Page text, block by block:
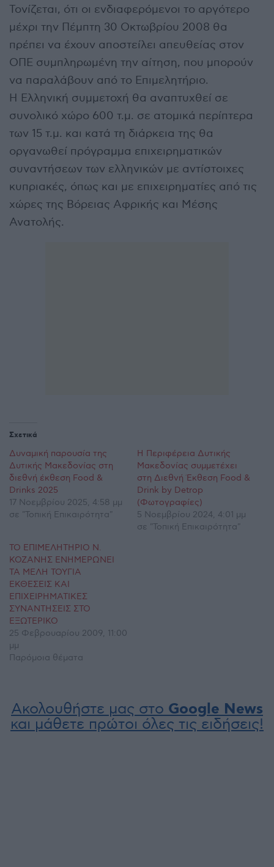
Τονίζεται, ότι οι ενδιαφερόμενοι το αργότερο
μέχρι την Πέμπτη 30 Οκτωβρίου 2008 θα
πρέπει να έχουν αποστείλει απευθείας στον
ΟΠΕ συμπληρωμένη την αίτηση, που μπορούν
να παραλάβουν από το Επιμελητήριο.
Η Ελληνική συμμετοχή θα αναπτυχθεί σε
συνολικό χώρο 600 τ.μ. σε ατομικά περίπτερα
των 15 τ.μ. και κατά τη διάρκεια της θα
οργανωθεί πρόγραμμα επιχειρηματικών
συναντήσεων των ελληνικών με αντίστοιχες
κυπριακές, όπως και με επιχειρηματίες από τις
χώρες της Βόρειας Αφρικής και Μέσης
Ανατολής.
Σχετικά
Δυναμική παρουσία της
Δυτικής Μακεδονίας στη
διεθνή έκθεση Food &
Drinks 2025
17 Νοεμβρίου 2025, 4:58 μμ
σε "Τοπική Επικαιρότητα"
Η Περιφέρεια Δυτικής
Μακεδονίας συμμετέχει
στη Διεθνή Έκθεση Food &
Drink by Detrop
(Φωτογραφίες)
5 Νοεμβρίου 2024, 4:01 μμ
σε "Τοπική Επικαιρότητα"
ΤΟ ΕΠΙΜΕΛΗΤΗΡΙΟ Ν.
ΚΟΖΑΝΗΣ ΕΝΗΜΕΡΩΝΕΙ
ΤΑ ΜΕΛΗ ΤΟΥΓΙΑ
ΕΚΘΕΣΕΙΣ ΚΑΙ
ΕΠΙΧΕΙΡΗΜΑΤΙΚΕΣ
ΣΥΝΑΝΤΗΣΕΙΣ ΣΤΟ
ΕΞΩΤΕΡΙΚΟ
25 Φεβρουαρίου 2009, 11:00
μμ
Παρόμοια θέματα
Ακολουθήστε μας στο Google News
και μάθετε πρώτοι όλες τις ειδήσεις!